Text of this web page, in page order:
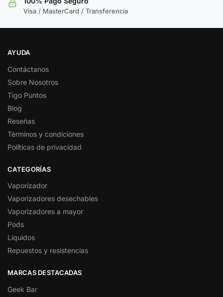
Visa / MasterCard / Transferencia
AYUDA
Contáctanos
Sobre Nosotros
Tigo Puntos
Blog
Reseñas
Términos y condiciones
Políticas de privacidad
CATEGORÍAS
Vaporizador
Vaporizadores desechables
Vaporizadores a mayor
Pods
Líquidos
Repuestos y resistencias
MARCAS DESTACADAS
Geek Bar